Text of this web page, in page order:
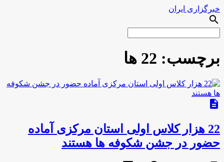
خبرگزاری ایران
search
برچسب: 22 ها
description
22 هزار کلاس اولی استان مرکزی آماده
حضور در جشن شکوفه ها هستند